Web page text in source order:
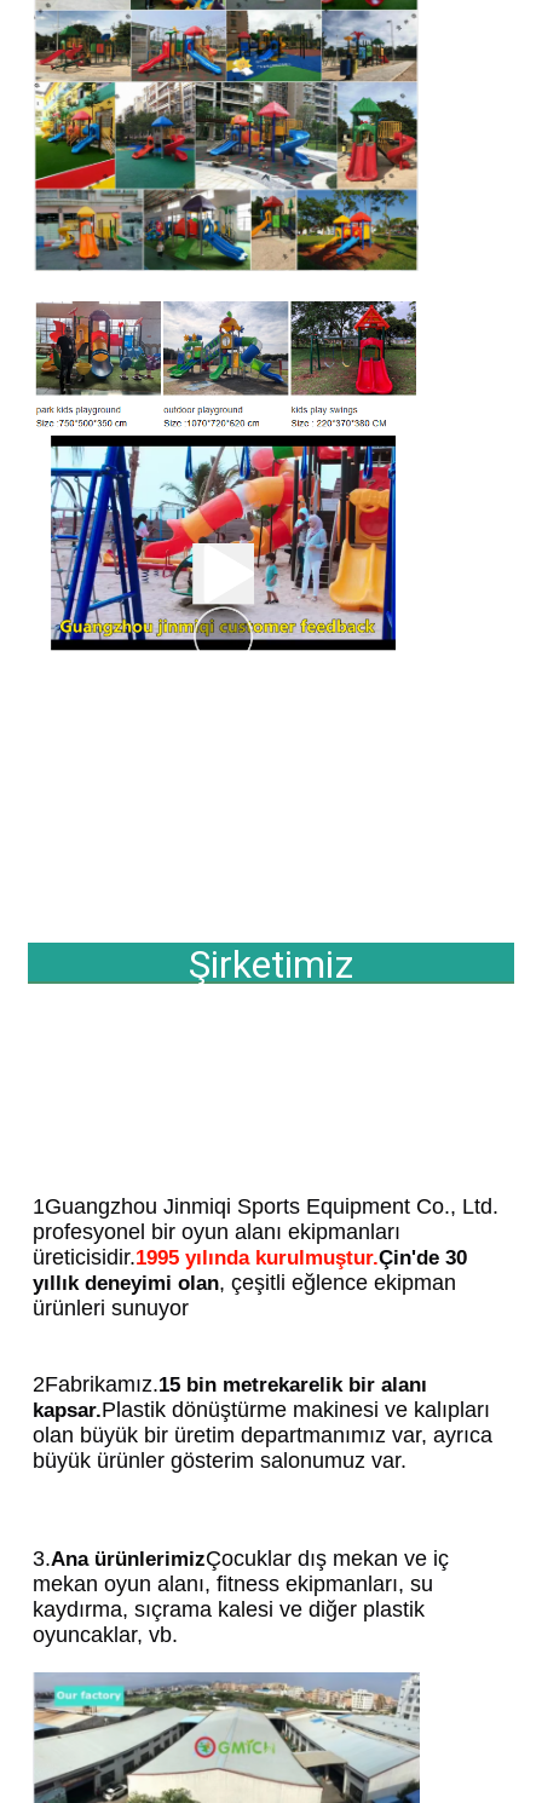
Şirketimiz
1Guangzhou Jinmiqi Sports Equipment Co., Ltd.
profesyonel bir oyun alanı ekipmanları
üreticisidir.1995 yılında kurulmuştur.Çin'de 30
yıllık deneyimi olan, çeşitli eğlence ekipman
ürünleri sunuyor
2Fabrikamız.15 bin metrekarelik bir alanı
kapsar.Plastik dönüştürme makinesi ve kalıpları
olan büyük bir üretim departmanımız var, ayrıca
büyük ürünler gösterim salonumuz var.
3.Ana ürünlerimizÇocuklar dış mekan ve iç
mekan oyun alanı, fitness ekipmanları, su
kaydırma, sıçrama kalesi ve diğer plastik
oyuncaklar, vb.